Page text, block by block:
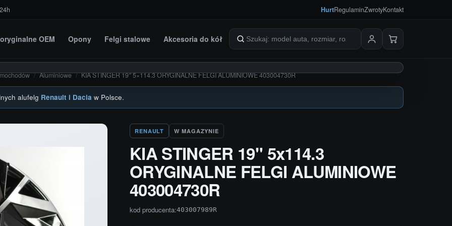
HurtRegulaminZwrotyKontakt
OEM Opony Felgi stalowe Akcesoria do kół Szukaj produktów
/ Aluminiowe / KIA STINGER 19″ 5×114.3 ORYGINALNE FELGI ALUMINIOWE 403004730R
alufelg Renault i Dacia w Polsce.
RENAULT W MAGAZYNIE
KIA STINGER 19" 5x114.3
ORYGINALNE FELGI ALUMINIOWE
403004730R
kod producenta:403007989R